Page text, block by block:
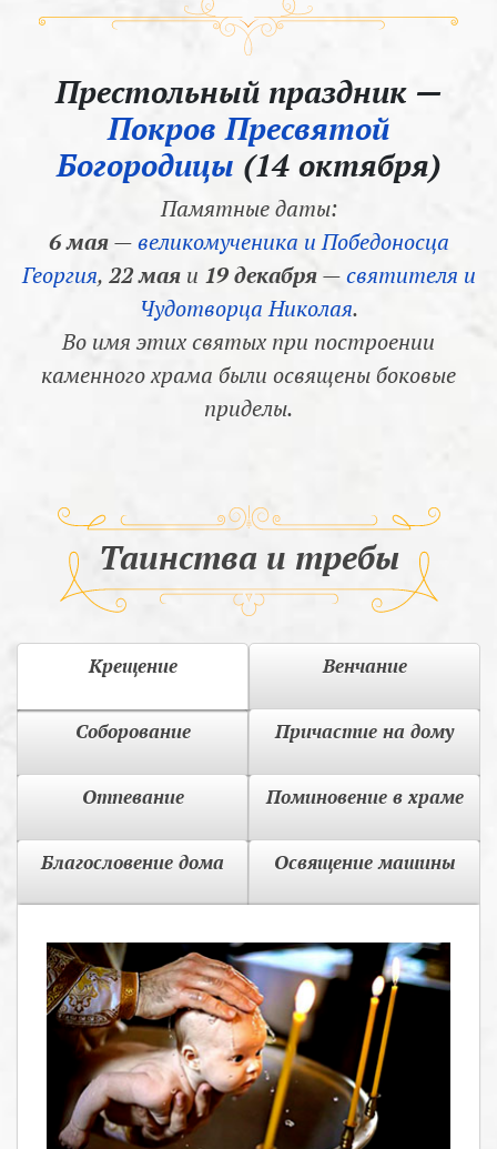
Престольный праздник —
Покров Пресвятой
Богородицы (14 октября)
Памятные даты:
6 мая—великомученика и Победоносца
Георгия, 22 маяи 19 декабря—святителя и
Чудотворца Николая.
Во имя этих святых при построении
каменного храма были освящены боковые
приделы.
Таинства и требы
Крещение Венчание
Соборование Причастие на дому
Отпевание Поминовение в храме
Благословение дома Освящение машины